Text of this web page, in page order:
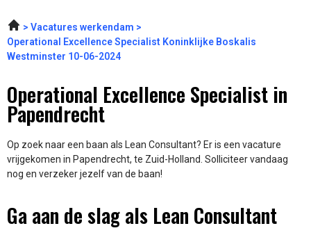
Vacatures werkendam
Operational Excellence Specialist Koninklijke Boskalis
Westminster 10-06-2024
Operational Excellence Specialist in
Papendrecht
Op zoek naar een baan als Lean Consultant? Er is een vacature
vrijgekomen in Papendrecht, te Zuid-Holland. Solliciteer vandaag
nog en verzeker jezelf van de baan!
Ga aan de slag als Lean Consultant